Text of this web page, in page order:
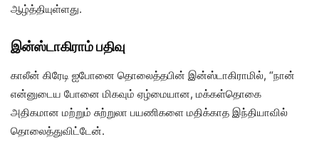
ஆழ்த்தியுள்ளது.
இன்ஸ்டாகிராம் பதிவு
காலீன் கிரேடி ஐபோனை தொலைத்தபின் இன்ஸ்டாகிராமில், “நான்
என்னுடைய போனை மிகவும் ஏழ்மையான, மக்கள்தொகை
அதிகமான மற்றும் சுற்றுலா பயணிகளை மதிக்காத இந்தியாவில்
தொலைத்துவிட்டேன்.